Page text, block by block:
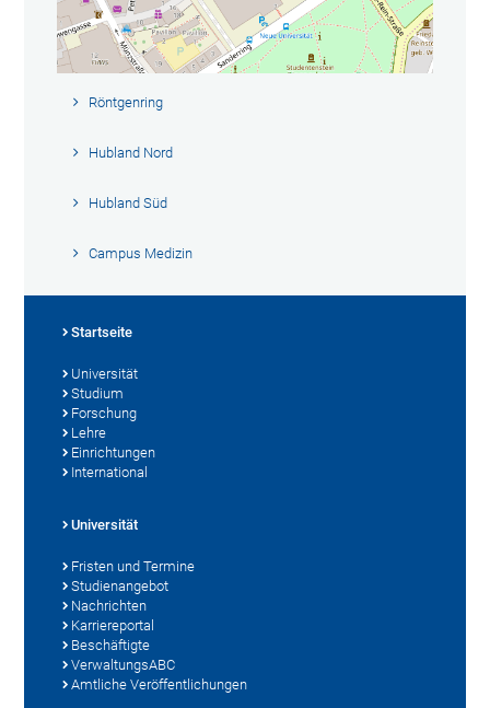
Röntgenring
Hubland Nord
Hubland Süd
Campus Medizin
Startseite
Universität
Studium
Forschung
Lehre
Einrichtungen
International
Universität
Fristen und Termine
Studienangebot
Nachrichten
Karriereportal
Beschäftigte
VerwaltungsABC
Amtliche Veröffentlichungen